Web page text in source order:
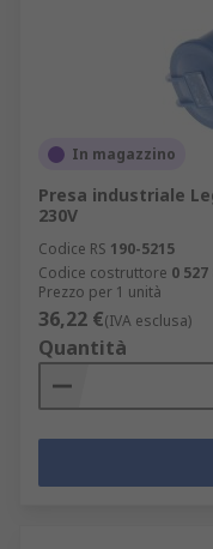
In magazzino
Presa industriale
230V
Codice RS 190-5215
Codice costruttore 0 527
Prezzo per 1 unità
36,22 €(IVA esclusa)
Quantità